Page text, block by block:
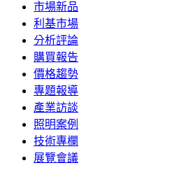
市場新品
利基市場
分析評論
購買報告
價格趨勢
專題報導
產業訪談
照明案例
技術專欄
展覽會議